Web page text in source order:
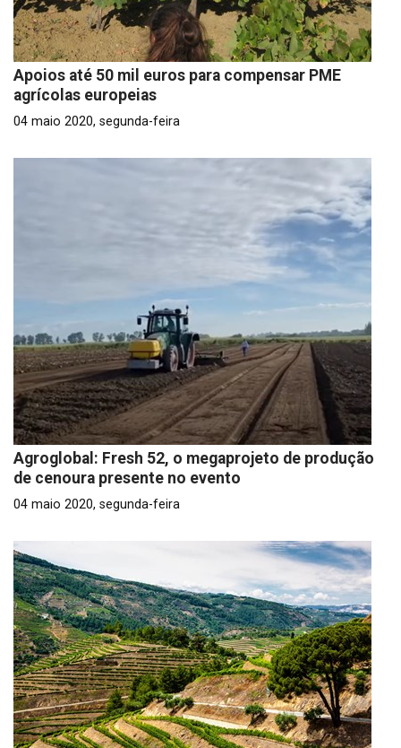
Apoios até 50 mil euros para compensar PME
agrícolas europeias
04 maio 2020, segunda-feira
Agroglobal: Fresh 52, o megaprojeto de produção
de cenoura presente no evento
04 maio 2020, segunda-feira